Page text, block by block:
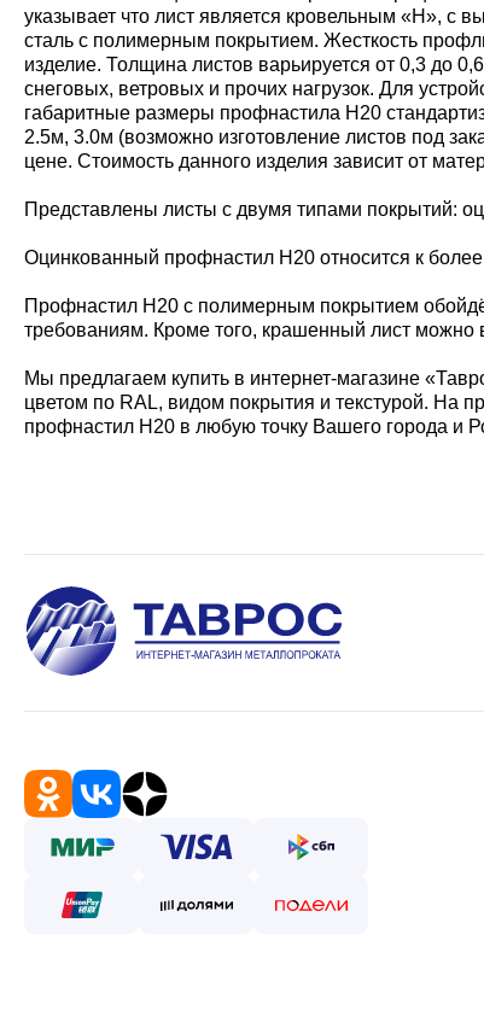
указывает что лист является кровельным «Н», с
сталь с полимерным покрытием. Жесткость
изделие. Толщина листов варьируется от 0,3 до
снеговых, ветровых и прочих нагрузок. Для
габаритные размеры профнастила Н20
2.5м, 3.0м (возможно изготовление листов под
цене. Стоимость данного изделия зависит от
Представлены листы с двумя типами покрытий:
Оцинкованный профнастил Н20 относится к
Профнастил Н20 с полимерным покрытием
требованиям. Кроме того, крашенный лист можно
Мы предлагаем купить в интернет-магазине
цветом по RAL, видом покрытия и текстурой. На
профнастил Н20 в любую точку Вашего города и